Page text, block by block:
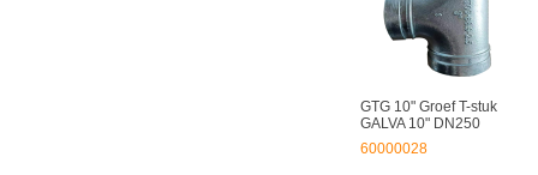
GTG 10" Groef T-stuk
GALVA 10" DN250
60000028